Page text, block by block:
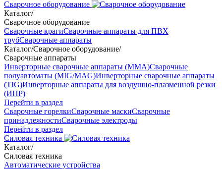
Сварочное оборудование
Каталог/
Сварочное оборудование
Сварочные крагиСварочные аппараты для ПВХ
трубСварочные аппараты
Каталог/Сварочное оборудование/
Сварочные аппараты
Инверторные сварочные аппараты (ММА)Сварочные
полуавтоматы (MIG/MAG)Инверторные сварочные аппараты
(TIG)Инверторные аппараты для воздушно-плазменной резки
(ИПР)
Перейти в раздел
Сварочные горелкиСварочные маскиСварочные
принадлежностиСварочные электроды
Перейти в раздел
Силовая техника
Каталог/
Силовая техника
Автоматические устройства